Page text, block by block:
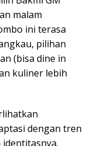
malam
ini terasa
pilihan
(bisa dine in
kuliner lebih
dengan tren